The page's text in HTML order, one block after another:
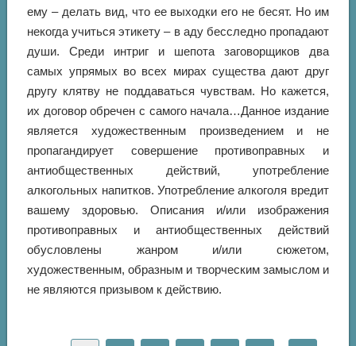
ему – делать вид, что ее выходки его не бесят. Но им
некогда учиться этикету – в аду бесследно пропадают
души. Среди интриг и шепота заговорщиков два
самых упрямых во всех мирах существа дают друг
другу клятву не поддаваться чувствам. Но кажется,
их договор обречен с самого начала…Данное издание
является художественным произведением и не
пропагандирует совершение противоправных и
антиобщественных действий, употребление
алкогольных напитков. Употребление алкоголя вредит
вашему здоровью. Описания и/или изображения
противоправных и антиобщественных действий
обусловлены жанром и/или сюжетом,
художественным, образным и творческим замыслом и
не являются призывом к действию.